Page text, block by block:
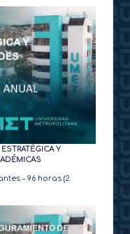
Y
– 96 horas (2